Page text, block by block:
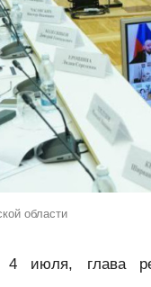
области
4 июля, глава